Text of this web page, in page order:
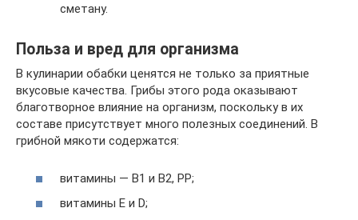
сметану.
Польза и вред для организма
В кулинарии обабки ценятся не только за приятные
вкусовые качества. Грибы этого рода оказывают
благотворное влияние на организм, поскольку в их
составе присутствует много полезных соединений. В
грибной мякоти содержатся:
витамины — В1 и В2, РР;
витамины Е и D;